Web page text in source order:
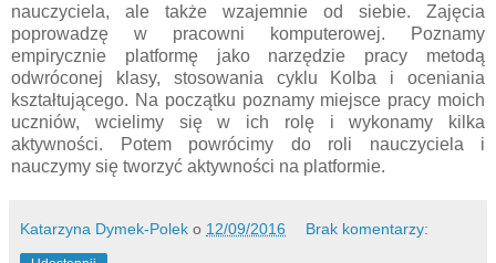
nauczyciela, ale także wzajemnie od siebie. Zajęcia
poprowadzę w pracowni komputerowej. Poznamy
empirycznie platformę jako narzędzie pracy metodą
odwróconej klasy, stosowania cyklu Kolba i oceniania
kształtującego. Na początku poznamy miejsce pracy moich
uczniów, wcielimy się w ich rolę i wykonamy kilka
aktywności. Potem powrócimy do roli nauczyciela i
nauczymy się tworzyć aktywności na platformie.
Katarzyna Dymek-Polek o 12/09/2016 Brak komentarzy: